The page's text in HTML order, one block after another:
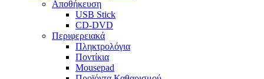
Αποθήκευση
USB Stick
CD-DVD
Περιφερειακά
Πληκτρολόγια
Ποντίκια
Mousepad